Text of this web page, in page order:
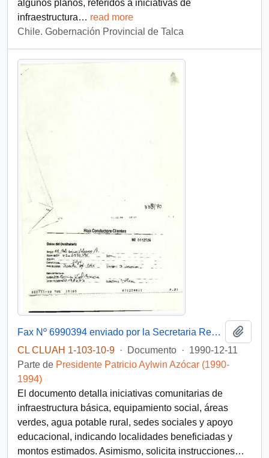
algunos planos, referidos a iniciativas de
infraestructura… read more
Chile. Gobernación Provincial de Talca
Fax Nº 6990394 enviado por la Secretaria Regional Ministerial de Gobierno de la VII Región al Subsecretario del Interior, mediante el cual remite un listado de proyectos sociales de urgencia correspondientes a las provincias de Curicó y Talca
CL CLUAH 1-103-10-9 · Documento · 1990-12-11
Parte de Presidente Patricio Aylwin Azócar (1990-
1994)
El documento detalla iniciativas comunitarias de
infraestructura básica, equipamiento social, áreas
verdes, agua potable rural, sedes sociales y apoyo
educacional, indicando localidades beneficiadas y
montos estimados. Asimismo, solicita instrucciones…